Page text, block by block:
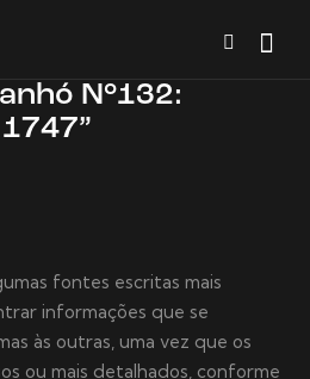
N°132:
fontes escritas mais
informações que se
às outras, uma vez que os
ou mais detalhados, conforme